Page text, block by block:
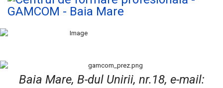
Baia Mare, B-dul Unirii, nr.18, e-mail: